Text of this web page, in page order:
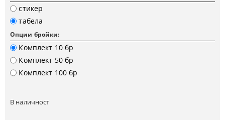
стикер
табела
Опции бройки:
Комплект 10 бр
Комплект 50 бр
Комплект 100 бр
В наличност